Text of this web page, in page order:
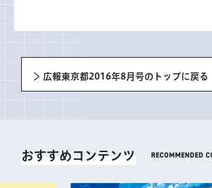
広報東京都2016年8月号のトップに戻る
おすすめコンテンツ